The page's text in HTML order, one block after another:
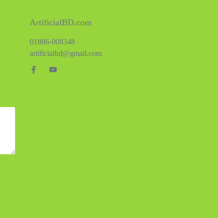
ArtificialBD.com
01886-008348
artificialbd@gmail.com